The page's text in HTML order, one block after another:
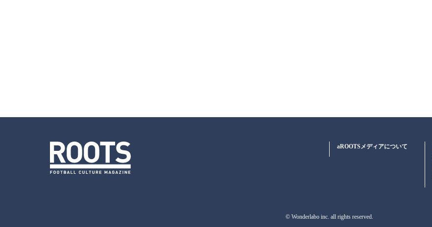
aROOTSメディアについて
© Wonderlabo inc. all rights reserved.